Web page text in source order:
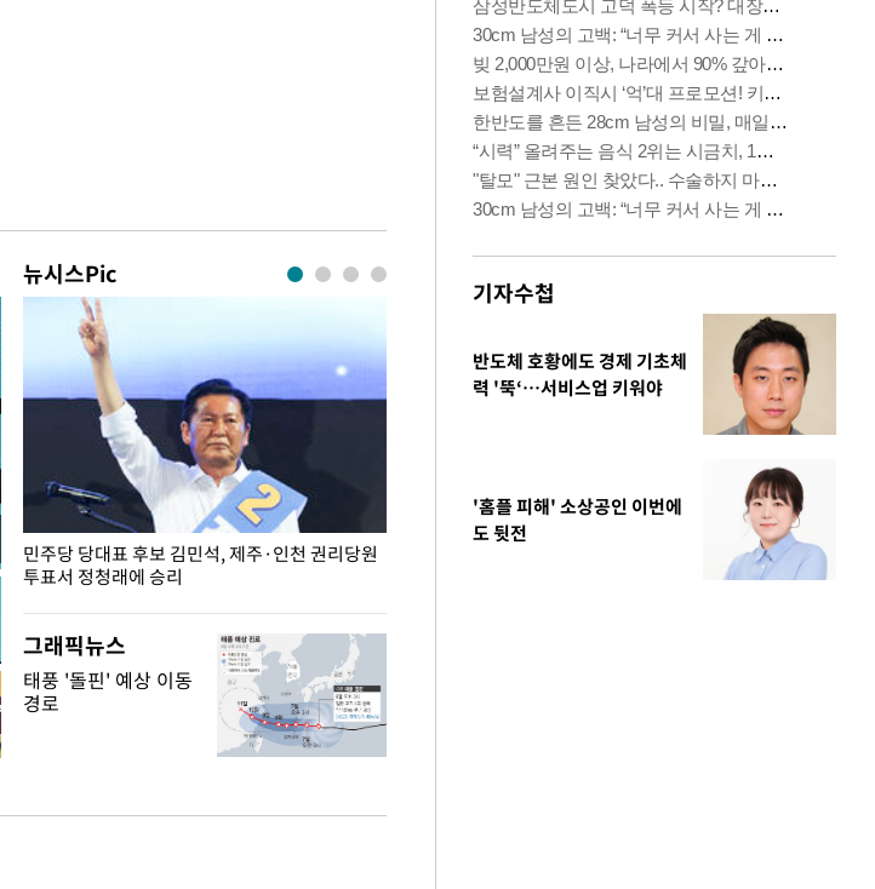
뉴시스Pic
민주당 당대표 후보 김민석, 제주·인천 권리당원
투표서 정청래에 승리
무더위 잊는 도심형 여름 축제 '2026 서울 바캉스 용산어린이정원
그래픽뉴스
태풍 '돌핀' 예상 이동
경로
기자수첩
반도체 호황에도 경제 기초체
력 '뚝‘…서비스업 키워야
'홈플 피해' 소상공인 이번에
도 뒷전